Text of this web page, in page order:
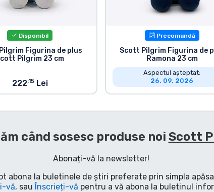
Disponibil
Figurina de plus
Pilgrim 23 cm
222.15Lei
Precomandă
Scott Pilgrim Figurina de
Ramona 23 cm
Aspectul așteptat:
26. 09. 2026
când sosesc produse noi Scott
Abonați-vă la newsletter!
abona la buletinele de știri preferate prin simpla
vă, sauÎnscrieți-vă pentru a vă abona la buletinul